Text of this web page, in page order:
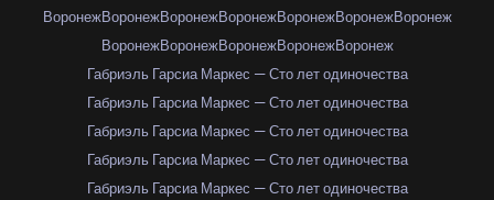
ВоронежВоронежВоронежВоронежВоронежВоронежВоронеж
ВоронежВоронежВоронежВоронежВоронеж
Габриэль Гарсиа Маркес — Сто лет одиночества
Габриэль Гарсиа Маркес — Сто лет одиночества
Габриэль Гарсиа Маркес — Сто лет одиночества
Габриэль Гарсиа Маркес — Сто лет одиночества
Габриэль Гарсиа Маркес — Сто лет одиночества